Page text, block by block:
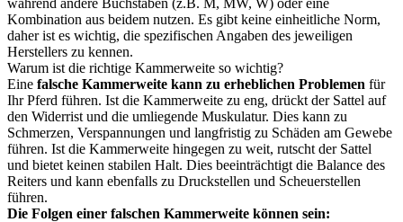
während andere Buchstaben (z.B. M, MW, W) oder eine
Kombination aus beidem nutzen. Es gibt keine einheitliche Norm,
daher ist es wichtig, die spezifischen Angaben des jeweiligen
Herstellers zu kennen.
Warum ist die richtige Kammerweite so wichtig?
Eine falsche Kammerweite kann zu erheblichen Problemen für
Ihr Pferd führen. Ist die Kammerweite zu eng, drückt der Sattel auf
den Widerrist und die umliegende Muskulatur. Dies kann zu
Schmerzen, Verspannungen und langfristig zu Schäden am Gewebe
führen. Ist die Kammerweite hingegen zu weit, rutscht der Sattel
und bietet keinen stabilen Halt. Dies beeinträchtigt die Balance des
Reiters und kann ebenfalls zu Druckstellen und Scheuerstellen
führen.
Die Folgen einer falschen Kammerweite können sein: